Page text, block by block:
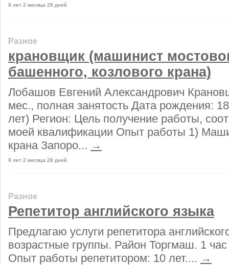
9 лет 2 месяца 28 дней
Разное
крановщик (машинист
башенного, козлового крана)
Лобашов Евгений Александрович
мес., полная занятость Дата рождения:
лет) Регион: Цель получение работы,
моей квалификации Опыт работы 1)
крана Запоро... →
9 лет 2 месяца 28 дней
Разное
Репетитор английского языка
Предлагаю услуги репетитора
возрастные группы. Район Торгмаш. 1 час
Опыт работы репетитором: 10 лет.... →